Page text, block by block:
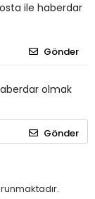
ile haberdar
Gönder
olmak
Gönder